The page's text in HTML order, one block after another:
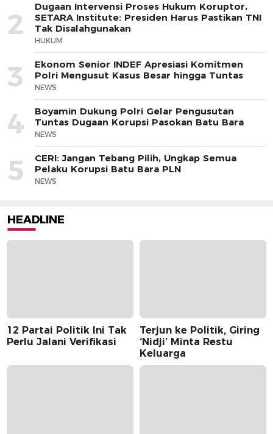
2
Dugaan Intervensi Proses Hukum Koruptor,
SETARA Institute: Presiden Harus Pastikan TNI
Tak Disalahgunakan
HUKUM
3
Ekonom Senior INDEF Apresiasi Komitmen
Polri Mengusut Kasus Besar hingga Tuntas
NEWS
4
Boyamin Dukung Polri Gelar Pengusutan
Tuntas Dugaan Korupsi Pasokan Batu Bara
NEWS
5
CERI: Jangan Tebang Pilih, Ungkap Semua
Pelaku Korupsi Batu Bara PLN
NEWS
HEADLINE
12 Partai Politik Ini Tak
Perlu Jalani Verifikasi
Terjun ke Politik, Giring
‘Nidji’ Minta Restu
Keluarga